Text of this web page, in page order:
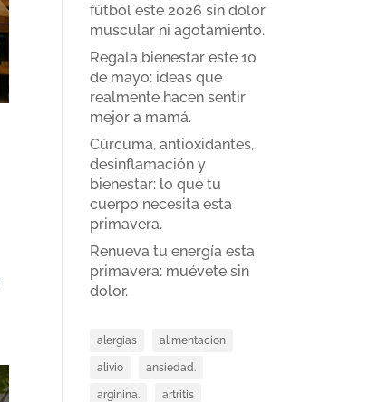
fútbol este 2026 sin dolor
muscular ni agotamiento.
Regala bienestar este 10
de mayo: ideas que
realmente hacen sentir
mejor a mamá.
Cúrcuma, antioxidantes,
desinflamación y
bienestar: lo que tu
cuerpo necesita esta
primavera.
Renueva tu energía esta
primavera: muévete sin
dolor.
alergias alimentacion
alivio ansiedad.
arginina. artritis